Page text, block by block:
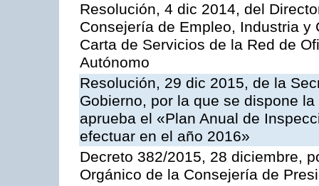
Resolución, 4 dic 2014, del
Consejería de Empleo, Industria
Carta de Servicios de la Red de
Autónomo
Resolución, 29 dic 2015, de la
Gobierno, por la que se dispone
aprueba el «Plan Anual de
efectuar en el año 2016»
Decreto 382/2015, 28 diciembre,
Orgánico de la Consejería de